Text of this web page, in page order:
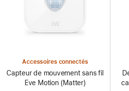
Accessoires connectés
Capteur de mouvement sans fil
Eve Motion (Matter)